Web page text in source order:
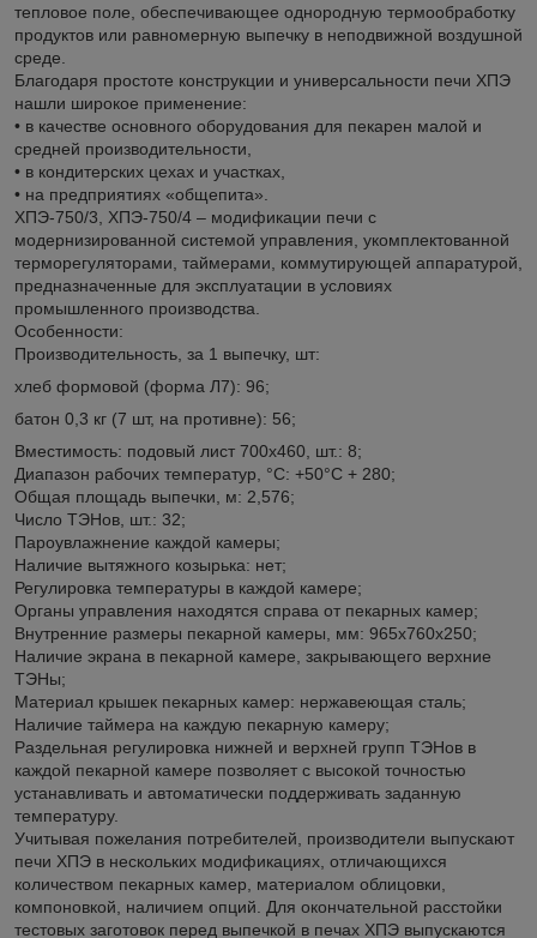
тепловое поле, обеспечивающее однородную термообработку
продуктов или равномерную выпечку в неподвижной воздушной
среде.
Благодаря простоте конструкции и универсальности печи ХПЭ
нашли широкое применение:
• в качестве основного оборудования для пекарен малой и
средней производительности,
• в кондитерских цехах и участках,
• на предприятиях «общепита».
ХПЭ-750/3, ХПЭ-750/4 – модификации печи с
модернизированной системой управления, укомплектованной
терморегуляторами, таймерами, коммутирующей аппаратурой,
предназначенные для эксплуатации в условиях
промышленного производства.
Особенности:
Производительность, за 1 выпечку, шт:
хлеб формовой (форма Л7): 96;
батон 0,3 кг (7 шт, на противне): 56;
Вместимость: подовый лист 700х460, шт.: 8;
Диапазон рабочих температур, °C: +50°C + 280;
Общая площадь выпечки, м: 2,576;
Число ТЭНов, шт.: 32;
Пароувлажнение каждой камеры;
Наличие вытяжного козырька: нет;
Регулировка температуры в каждой камере;
Органы управления находятся справа от пекарных камер;
Внутренние размеры пекарной камеры, мм: 965х760х250;
Наличие экрана в пекарной камере, закрывающего верхние
ТЭНы;
Материал крышек пекарных камер: нержавеющая сталь;
Наличие таймера на каждую пекарную камеру;
Раздельная регулировка нижней и верхней групп ТЭНов в
каждой пекарной камере позволяет с высокой точностью
устанавливать и автоматически поддерживать заданную
температуру.
Учитывая пожелания потребителей, производители выпускают
печи ХПЭ в нескольких модификациях, отличающихся
количеством пекарных камер, материалом облицовки,
компоновкой, наличием опций. Для окончательной расстойки
тестовых заготовок перед выпечкой в печах ХПЭ выпускаются